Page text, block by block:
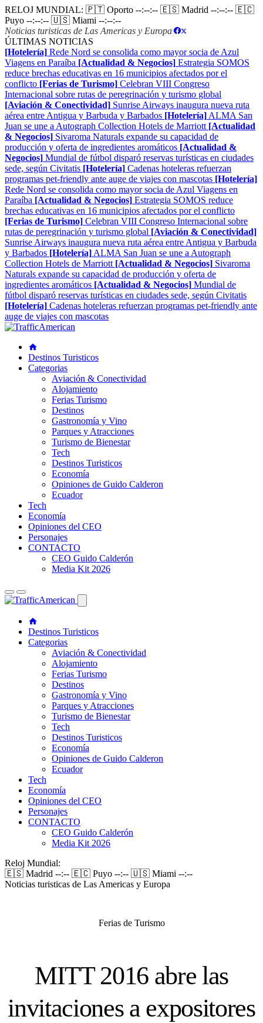
RELOJ MUNDIAL: 🇵🇹 Oporto --:--:-- 🇪🇸 Madrid --:--:-- 🇪🇨
Puyo --:--:-- 🇺🇸 Miami --:--:--
Noticias turisticas de Las Americas y Europa|
ÚLTIMAS NOTICIAS
[Hotelería] Rede Nord se consolida como mayor socia de Azul
Viagens en Paraíba [Actualidad & Negocios] Estrategia SOMOS
reduce brechas educativas en 16 municipios afectados por el
conflicto [Ferias de Turismo] Celebran VIII Congreso
Internacional sobre rutas de peregrinación y turismo global
[Aviación & Conectividad] Sunrise Airways inaugura nueva ruta
aérea entre Antigua y Barbuda y Barbados [Hotelería] ALMA San
Juan se une a Autograph Collection Hotels de Marriott [Actualidad
& Negocios] Sivaroma Naturals expande su capacidad de
producción y oferta de ingredientes aromáticos [Actualidad &
Negocios] Mundial de fútbol disparó reservas turísticas en ciudades
sede, según Civitatis [Hotelería] Cadenas hoteleras refuerzan
programas pet-friendly ante auge de viajes con mascotas [Hotelería]
Rede Nord se consolida como mayor socia de Azul Viagens en
Paraíba [Actualidad & Negocios] Estrategia SOMOS reduce
brechas educativas en 16 municipios afectados por el conflicto
[Ferias de Turismo] Celebran VIII Congreso Internacional sobre
rutas de peregrinación y turismo global [Aviación & Conectividad]
Sunrise Airways inaugura nueva ruta aérea entre Antigua y Barbuda
y Barbados [Hotelería] ALMA San Juan se une a Autograph
Collection Hotels de Marriott [Actualidad & Negocios] Sivaroma
Naturals expande su capacidad de producción y oferta de
ingredientes aromáticos [Actualidad & Negocios] Mundial de
fútbol disparó reservas turísticas en ciudades sede, según Civitatis
[Hotelería] Cadenas hoteleras refuerzan programas pet-friendly ante
auge de viajes con mascotas
Destinos Turisticos
Categorias
Aviación & Conectividad
Alojamiento
Ferias Turismo
Destinos
Gastronomía y Vino
Parques y Atracciones
Turismo de Bienestar
Tech
Destinos Turisticos
Economía
Opiniones de Guido Calderon
Ecuador
Tech
Economía
Opiniones del CEO
Personajes
CONTACTO
CEO Guido Calderón
Media Kit 2026
Destinos Turisticos
Categorias
Aviación & Conectividad
Alojamiento
Ferias Turismo
Destinos
Gastronomía y Vino
Parques y Atracciones
Turismo de Bienestar
Tech
Destinos Turisticos
Economía
Opiniones de Guido Calderon
Ecuador
Tech
Economía
Opiniones del CEO
Personajes
CONTACTO
CEO Guido Calderón
Media Kit 2026
Reloj Mundial:
🇪🇸 Madrid --:-- 🇪🇨 Puyo --:-- 🇺🇸 Miami --:--
Noticias turisticas de Las Americas y Europa
Ferias de Turismo
MITT 2016 abre las
invitaciones a expositores